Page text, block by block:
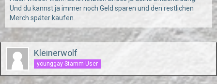
Und du kannst ja immer noch Geld sparen und den restlichen
Merch später kaufen.
Kleinerwolf
younggay Stamm-User